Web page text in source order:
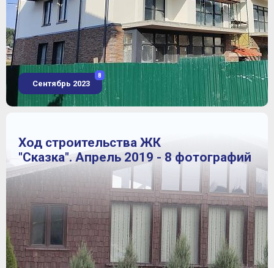
Сентябрь 2023
8
Ход строительства ЖК
"Сказка". Апрель 2019 - 8 фотографий